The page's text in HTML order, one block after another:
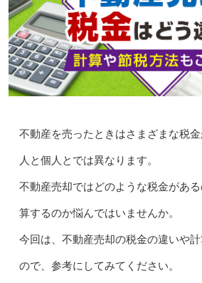
不動産を売ったときはさまざまな税
人と個人とでは異なります。
不動産売却ではどのような税金があ
算するのか悩んではいませんか。
今回は、不動産売却の税金の違いや
ので、参考にしてみてください。